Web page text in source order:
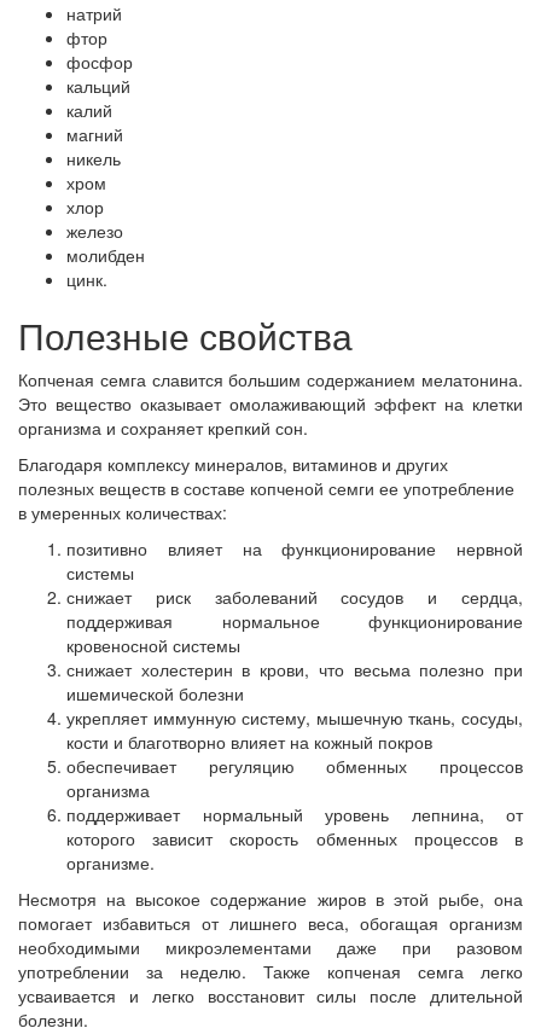
натрий
фтор
фосфор
кальций
калий
магний
никель
хром
хлор
железо
молибден
цинк.
Полезные свойства
Копченая семга славится большим содержанием мелатонина.
Это вещество оказывает омолаживающий эффект на клетки
организма и сохраняет крепкий сон.
Благодаря комплексу минералов, витаминов и других
полезных веществ в составе копченой семги ее употребление
в умеренных количествах:
позитивно влияет на функционирование нервной
системы
снижает риск заболеваний сосудов и сердца,
поддерживая нормальное функционирование
кровеносной системы
снижает холестерин в крови, что весьма полезно при
ишемической болезни
укрепляет иммунную систему, мышечную ткань, сосуды,
кости и благотворно влияет на кожный покров
обеспечивает регуляцию обменных процессов
организма
поддерживает нормальный уровень лепнина, от
которого зависит скорость обменных процессов в
организме.
Несмотря на высокое содержание жиров в этой рыбе, она
помогает избавиться от лишнего веса, обогащая организм
необходимыми микроэлементами даже при разовом
употреблении за неделю. Также копченая семга легко
усваивается и легко восстановит силы после длительной
болезни.